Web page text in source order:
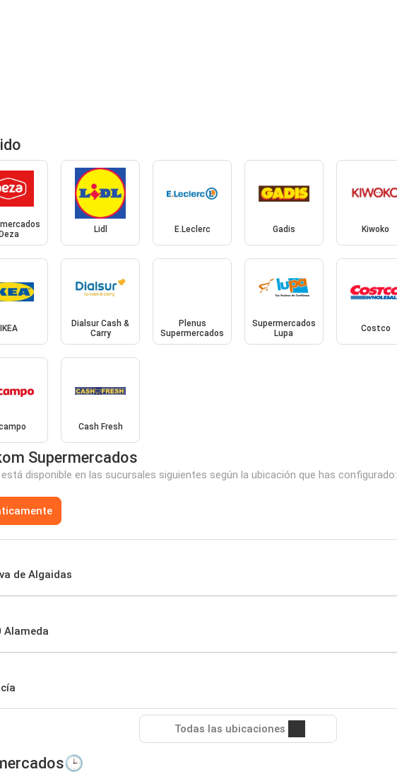
Deza
Lidl E.Leclerc Gadis Kiwoko
IKEA
Dialsur Cash &
Carry
Plenus
Supermercados
Supermercados
Lupa
Costco
Cash Fresh
Supermercados
disponible en las sucursales siguientes según la ubicación que has configurado:
de Algaidas
Alameda
Todas las ubicaciones